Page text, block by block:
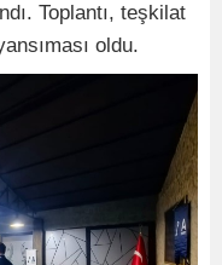
Toplantı, teşkilat
oldu.